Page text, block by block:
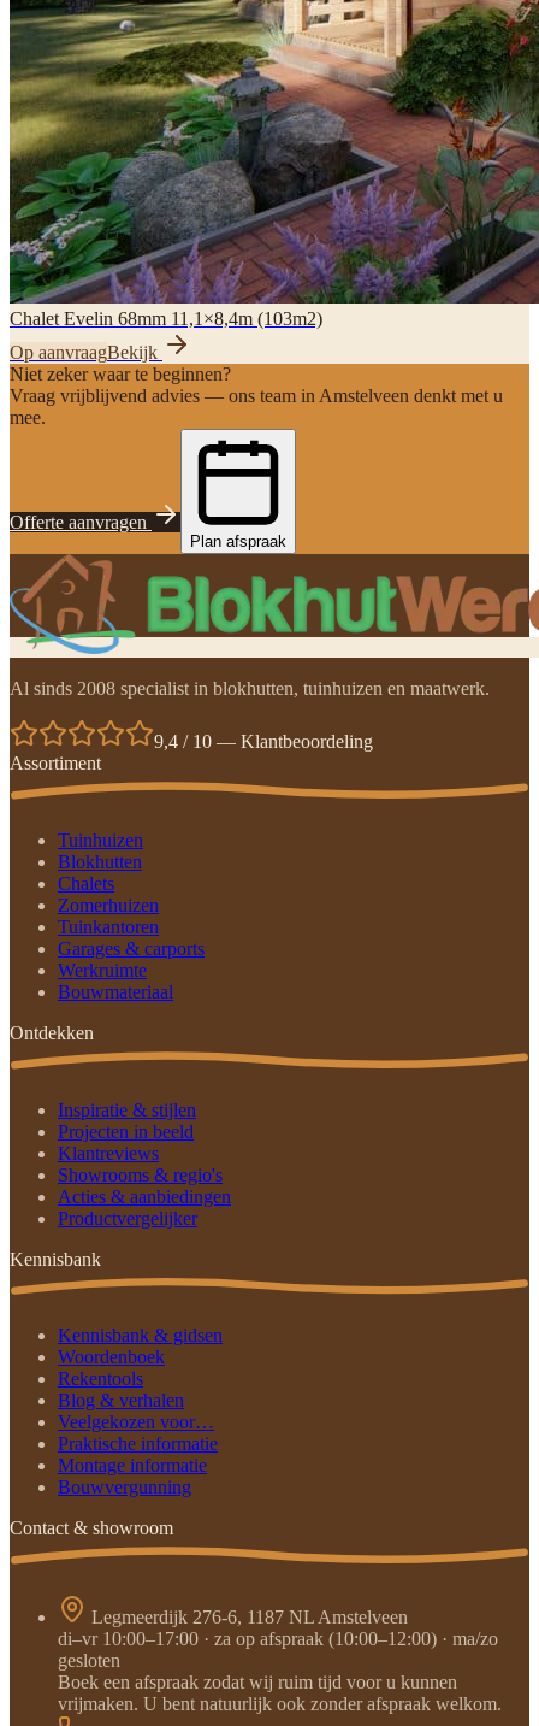
Chalet Evelin 68mm 11,1×8,4m (103m2)
Op aanvraagBekijk
Niet zeker waar te beginnen?
Vraag vrijblijvend advies — ons team in Amstelveen denkt met u
mee.
Offerte aanvragen
Plan afspraak
Al sinds 2008 specialist in blokhutten, tuinhuizen en maatwerk.
9,4 / 10 — Klantbeoordeling
Assortiment
Tuinhuizen
Blokhutten
Chalets
Zomerhuizen
Tuinkantoren
Garages & carports
Werkruimte
Bouwmateriaal
Ontdekken
Inspiratie & stijlen
Projecten in beeld
Klantreviews
Showrooms & regio's
Acties & aanbiedingen
Productvergelijker
Kennisbank
Kennisbank & gidsen
Woordenboek
Rekentools
Blog & verhalen
Veelgekozen voor…
Praktische informatie
Montage informatie
Bouwvergunning
Contact & showroom
Legmeerdijk 276-6, 1187 NL Amstelveen
di–vr 10:00–17:00 · za op afspraak (10:00–12:00) · ma/zo
gesloten
Boek een afspraak zodat wij ruim tijd voor u kunnen
vrijmaken. U bent natuurlijk ook zonder afspraak welkom.